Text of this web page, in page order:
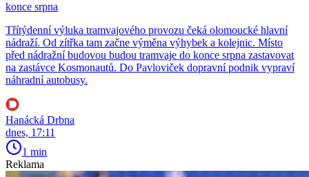
konce srpna
Třítýdenní výluka tramvajového provozu čeká olomoucké hlavní
nádraží. Od zítřka tam začne výměna výhybek a kolejnic. Místo
před nádražní budovou budou tramvaje do konce srpna zastavovat
na zastávce Kosmonautů. Do Pavloviček dopravní podnik vypraví
náhradní autobusy.
Hanácká Drbna
dnes, 17:11
1 min
Reklama